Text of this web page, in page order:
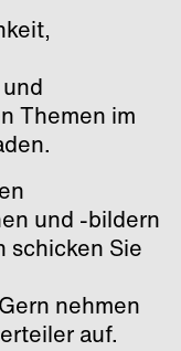
Themen im
und -bildern
schicken Sie
nehmen
auf.